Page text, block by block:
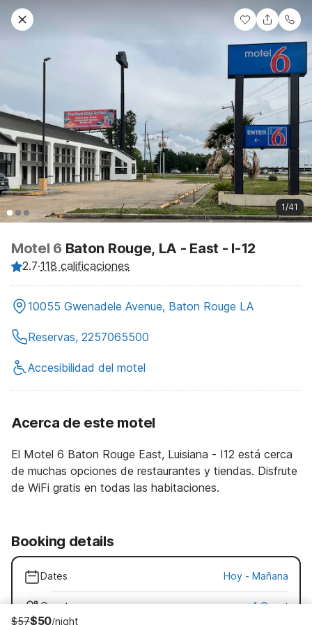
1/41
Motel 6 Baton Rouge, LA - East - I-12
2.7·118 calificaciones
10055 Gwenadele Avenue, Baton Rouge LA
Reservas, 2257065500
Accesibilidad del motel
Acerca de este motel
El Motel 6 Baton Rouge East, Luisiana - I12 está cerca
de muchas opciones de restaurantes y tiendas. Disfrute
de WiFi gratis en todas las habitaciones.
Booking details
Dates Hoy - Mañana
Guests
1 Guest
$57$50/night